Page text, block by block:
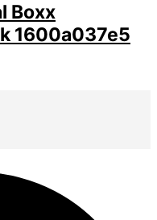
Boxx
1600a037e5